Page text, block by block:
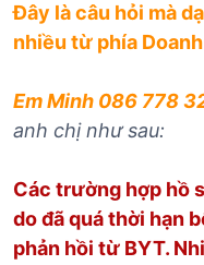
Đây là câu hỏi mà
nhiều từ phía
Em Minh 086 778
anh chị như sau:
Các trường hợp hồ
do đã quá thời hạn
phản hồi từ BYT.